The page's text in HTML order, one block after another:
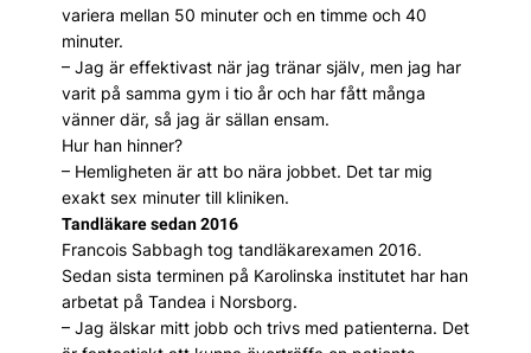
variera mellan 50 minuter och en timme och 40
minuter.
– Jag är effektivast när jag tränar själv, men jag har
varit på samma gym i tio år och har fått många
vänner där, så jag är sällan ensam.
Hur han hinner?
– Hemligheten är att bo nära jobbet. Det tar mig
exakt sex minuter till kliniken.
Tandläkare sedan 2016
Francois Sabbagh tog tandläkarexamen 2016.
Sedan sista terminen på Karolinska institutet har han
arbetat på Tandea i Norsborg.
– Jag älskar mitt jobb och trivs med patienterna. Det